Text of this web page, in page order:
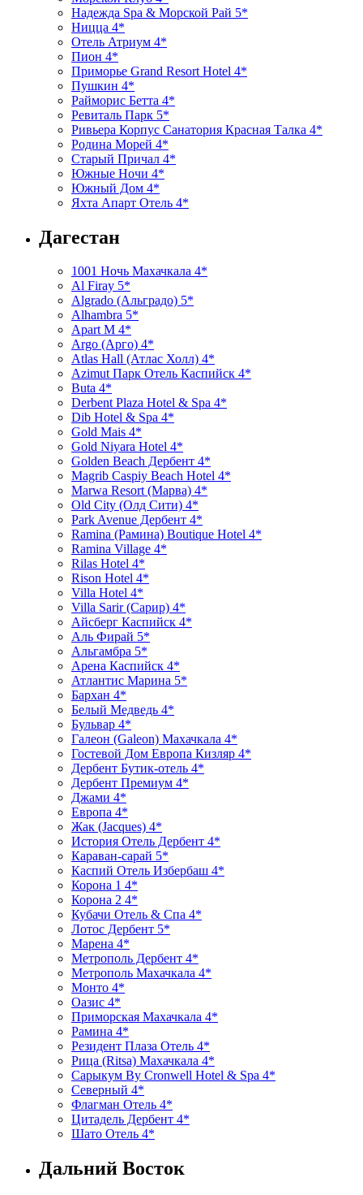
Надежда Spa & Морской Рай 5*
Ницца 4*
Отель Атриум 4*
Пион 4*
Приморье Grand Resort Hotel 4*
Пушкин 4*
Райморис Бетта 4*
Ревиталь Парк 5*
Ривьера Корпус Санатория Красная Талка 4*
Родина Морей 4*
Старый Причал 4*
Южные Ночи 4*
Южный Дом 4*
Яхта Апарт Отель 4*
Дагестан
1001 Ночь Махачкала 4*
Al Firay 5*
Algrado (Альградо) 5*
Alhambra 5*
Apart M 4*
Argo (Арго) 4*
Atlas Hall (Атлас Холл) 4*
Azimut Парк Отель Каспийск 4*
Buta 4*
Derbent Plaza Hotel & Spa 4*
Dib Hotel & Spa 4*
Gold Mais 4*
Gold Niyara Hotel 4*
Golden Beach Дербент 4*
Magrib Caspiy Beach Hotel 4*
Marwa Resort (Марва) 4*
Old City (Олд Сити) 4*
Park Avenue Дербент 4*
Ramina (Рамина) Boutique Hotel 4*
Ramina Village 4*
Rilas Hotel 4*
Rison Hotel 4*
Villa Hotel 4*
Villa Sarir (Сарир) 4*
Айсберг Каспийск 4*
Аль Фирай 5*
Альгамбра 5*
Арена Каспийск 4*
Атлантис Марина 5*
Бархан 4*
Белый Медведь 4*
Бульвар 4*
Галеон (Galeon) Махачкала 4*
Гостевой Дом Европа Кизляр 4*
Дербент Бутик-отель 4*
Дербент Премиум 4*
Джами 4*
Европа 4*
Жак (Jacques) 4*
История Отель Дербент 4*
Караван-сарай 5*
Каспий Отель Избербаш 4*
Корона 1 4*
Корона 2 4*
Кубачи Отель & Спа 4*
Лотос Дербент 5*
Марена 4*
Метрополь Дербент 4*
Метрополь Махачкала 4*
Монто 4*
Оазис 4*
Приморская Махачкала 4*
Рамина 4*
Резидент Плаза Отель 4*
Рица (Ritsa) Махачкала 4*
Сарыкум By Cronwell Hotel & Spa 4*
Северный 4*
Флагман Отель 4*
Цитадель Дербент 4*
Шато Отель 4*
Дальний Восток